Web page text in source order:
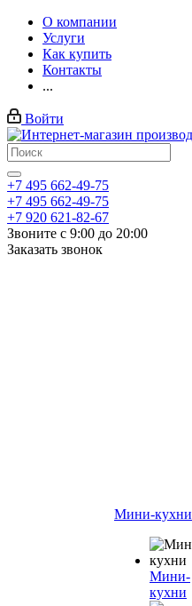
О компании
Услуги
Как купить
Контакты
...
Войти
+7 495 662-49-75
+7 495 662-49-75
+7 920 621-82-67
Звоните с 9:00 до 20:00
Заказать звонок
Мини-кухни
Мини-
кухни